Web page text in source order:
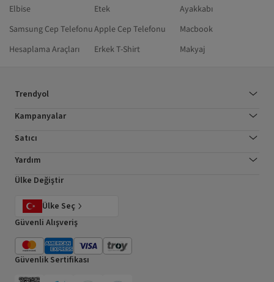
Elbise
Etek
Ayakkabı
Samsung Cep TelefonuApple Cep Telefonu
Macbook
Hesaplama Araçları
Erkek T-Shirt Makyaj
Trendyol
Kampanyalar
Satıcı
Yardım
Ülke Değiştir
Ülke Seç
Güvenli Alışveriş
Güvenlik Sertifikası